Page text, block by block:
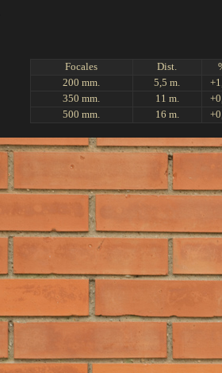
Focales Dist.
200 mm.
5,5 m.
350 mm.
11 m.
500 mm.
16 m.